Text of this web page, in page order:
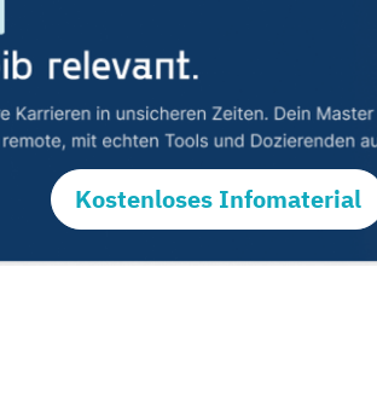
Kostenloses Infomaterial